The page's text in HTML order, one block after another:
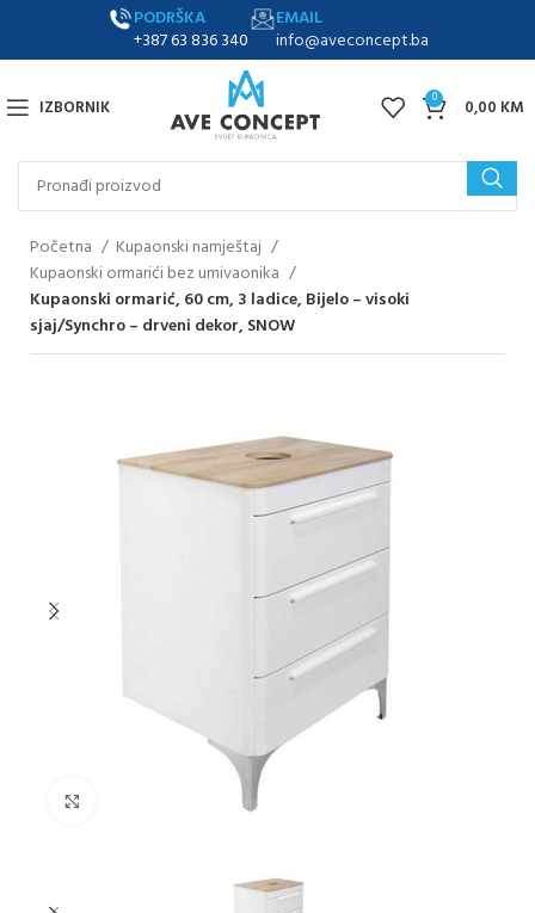
PODRŠKA
+387 63 836 340
EMAIL
info@aveconcept.ba
IZBORNIK 0 0,00 KM
Početna
Kupaonski namještaj
Kupaonski ormarići bez umivaonika
Kupaonski ormarić, 60 cm, 3 ladice, Bijelo – visoki
sjaj/Synchro – drveni dekor, SNOW